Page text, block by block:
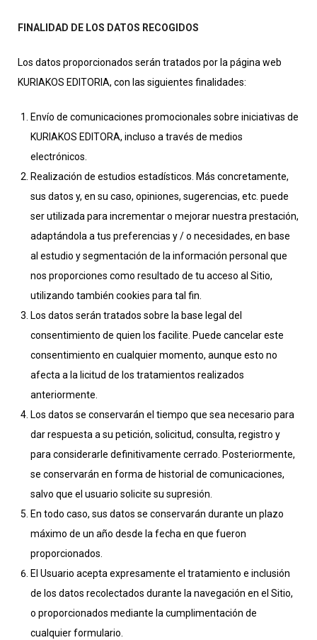
FINALIDAD DE LOS DATOS RECOGIDOS
Los datos proporcionados serán tratados por la página web
KURIAKOS EDITORIA, con las siguientes finalidades:
Envío de comunicaciones promocionales sobre iniciativas de
KURIAKOS EDITORA, incluso a través de medios
electrónicos.
Realización de estudios estadísticos. Más concretamente,
sus datos y, en su caso, opiniones, sugerencias, etc. puede
ser utilizada para incrementar o mejorar nuestra prestación,
adaptándola a tus preferencias y / o necesidades, en base
al estudio y segmentación de la información personal que
nos proporciones como resultado de tu acceso al Sitio,
utilizando también cookies para tal fin.
Los datos serán tratados sobre la base legal del
consentimiento de quien los facilite. Puede cancelar este
consentimiento en cualquier momento, aunque esto no
afecta a la licitud de los tratamientos realizados
anteriormente.
Los datos se conservarán el tiempo que sea necesario para
dar respuesta a su petición, solicitud, consulta, registro y
para considerarle definitivamente cerrado. Posteriormente,
se conservarán en forma de historial de comunicaciones,
salvo que el usuario solicite su supresión.
En todo caso, sus datos se conservarán durante un plazo
máximo de un año desde la fecha en que fueron
proporcionados.
El Usuario acepta expresamente el tratamiento e inclusión
de los datos recolectados durante la navegación en el Sitio,
o proporcionados mediante la cumplimentación de
cualquier formulario.